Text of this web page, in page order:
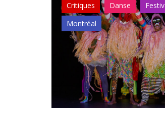
Critiques Danse
Montréal